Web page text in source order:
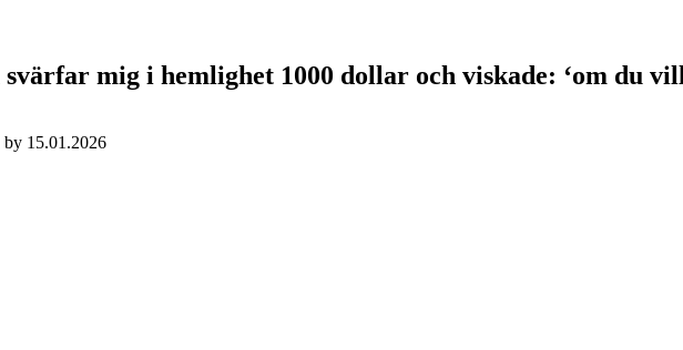
mig i hemlighet 1000 dollar och viskade: ‘om du
by 15.01.2026